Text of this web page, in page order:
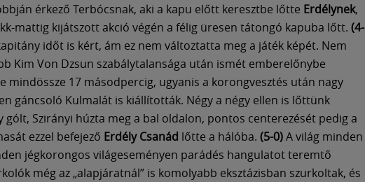
érkező Terbócsnak, aki a kapu előtt keresztbe lőtte Erdélynek,
mattig kijátszott akció végén a félig üresen tátongó kapuba lőtt. (4-
időt is kért, ám ez nem változtatta meg a játék képét. Nem
Kim Von Dzsun szabálytalansága után ismét emberelőnybe
mindössze 17 másodpercig, ugyanis a korongvesztés után nagy
gáncsoló Kulmalát is kiállították. Négy a négy ellen is lőttünk
gólt, Szirányi húzta meg a bal oldalon, pontos centerezését pedig a
ezzel befejező Erdély Csanád lőtte a hálóba. (5-0)A világ minden
jégkorongos világeseményen parádés hangulatot teremtő
még az „alapjáratnál” is komolyabb eksztázisban szurkoltak, és